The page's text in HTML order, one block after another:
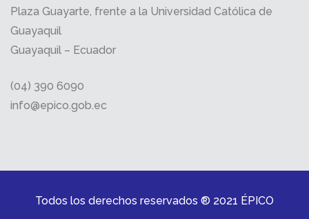
Plaza Guayarte, frente a la Universidad Católica de
Guayaquil
Guayaquil – Ecuador
(04) 390 6090
info@epico.gob.ec
Todos los derechos reservados ® 2021 ÉPICO